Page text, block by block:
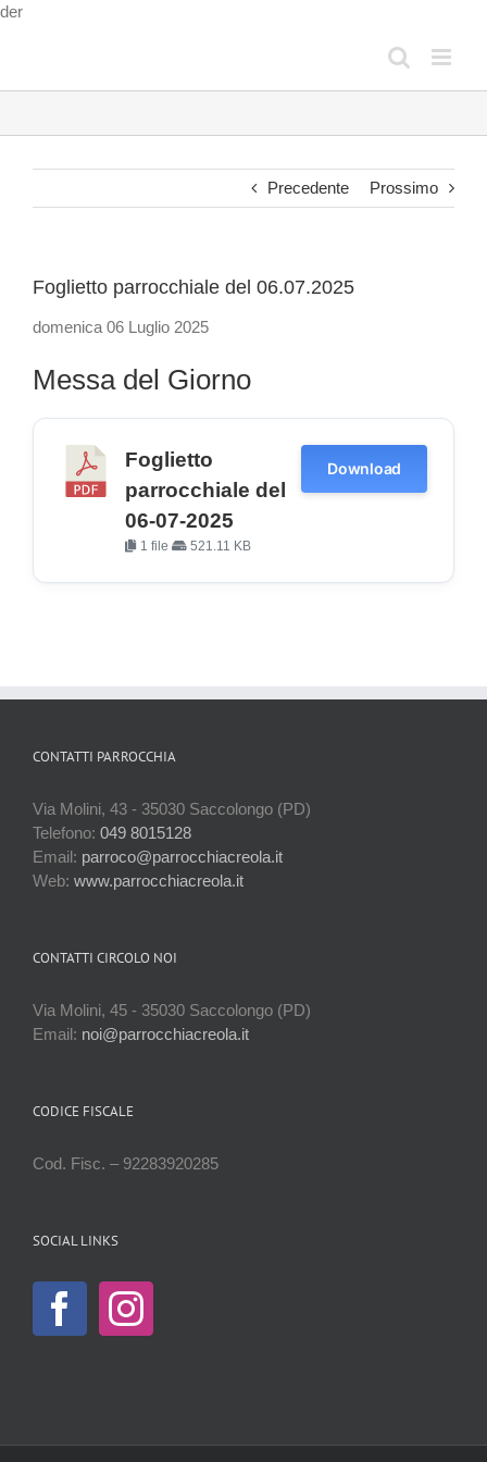
derSalta
Precedente Prossimo
Foglietto parrocchiale del 06.07.2025
domenica 06 Luglio 2025
Messa del Giorno
Foglietto
parrocchiale del
06-07-2025
1 file 521.11 KB
Download
CONTATTI PARROCCHIA
Via Molini, 43 - 35030 Saccolongo (PD)
Telefono: 049 8015128
Email: parroco@parrocchiacreola.it
Web: www.parrocchiacreola.it
CONTATTI CIRCOLO NOI
Via Molini, 45 - 35030 Saccolongo (PD)
Email: noi@parrocchiacreola.it
CODICE FISCALE
Cod. Fisc. – 92283920285
SOCIAL LINKS